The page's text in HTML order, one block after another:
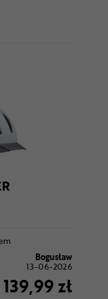
Tonic KinetiCore
Bogusław
13-06-2026
139,99 zł